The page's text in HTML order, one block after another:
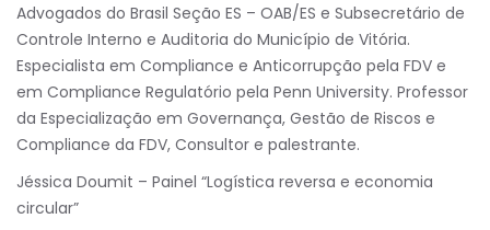
Advogados do Brasil Seção ES – OAB/ES e Subsecretário de
Controle Interno e Auditoria do Município de Vitória.
Especialista em Compliance e Anticorrupção pela FDV e
em Compliance Regulatório pela Penn University. Professor
da Especialização em Governança, Gestão de Riscos e
Compliance da FDV, Consultor e palestrante.
Jéssica Doumit – Painel “Logística reversa e economia
circular”